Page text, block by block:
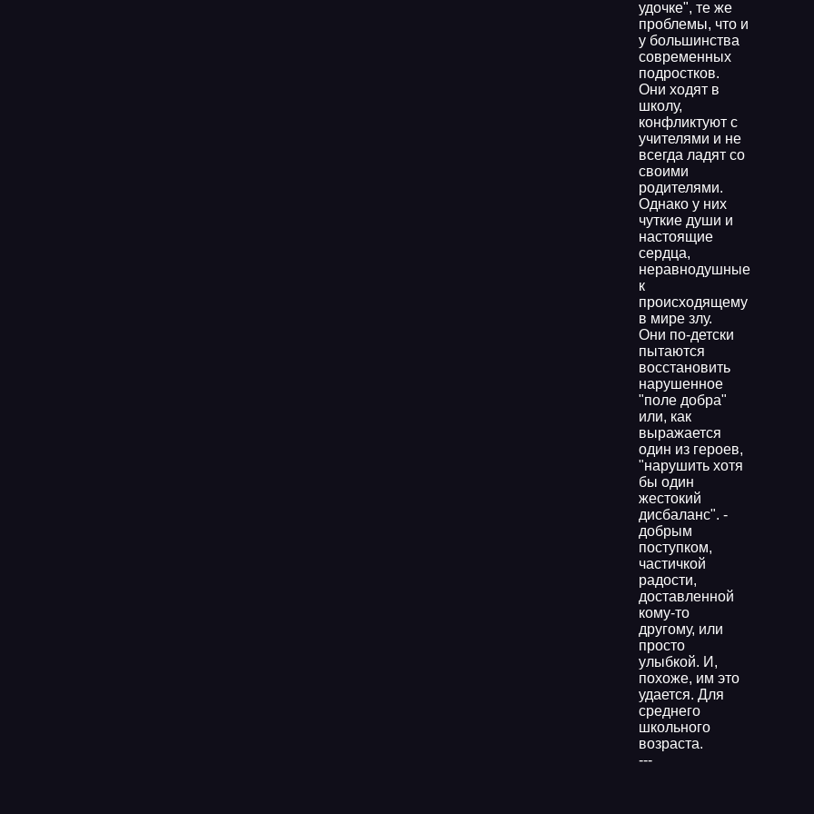
удочке", те же
проблемы, что и
у большинства
современных
подростков.
Они ходят в
школу,
конфликтуют с
учителями и не
всегда ладят со
своими
родителями.
Однако у них
чуткие души и
настоящие
сердца,
неравнодушные
к
происходящему
в мире злу.
Они по-детски
пытаются
восстановить
нарушенное
"поле добра"
или, как
выражается
один из героев,
"нарушить хотя
бы один
жестокий
дисбаланс". -
добрым
поступком,
частичкой
радости,
доставленной
кому-то
другому, или
просто
улыбкой. И,
похоже, им это
удается. Для
среднего
школьного
возраста.
---